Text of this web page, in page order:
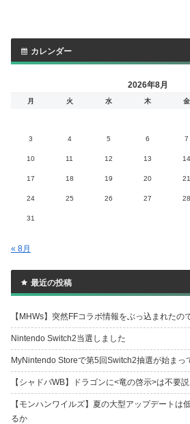
カレンダー
2026年8月
月 火 水 木 金
3 4 5 6 7
10 11 12 13 14
17 18 19 20 21
24 25 26 27 28
31
« 8月
最近の投稿
【MHWs】突然FFコラボ情報をぶっ込まれたの
Nintendo Switch2当選しました
MyNintendo Storeで第5回Switch2抽選が始まっ
【シャドバWB】ドラゴンに<竜の啓示>は不要説
【モンハンワイルズ】夏の大型アップデートは
るか